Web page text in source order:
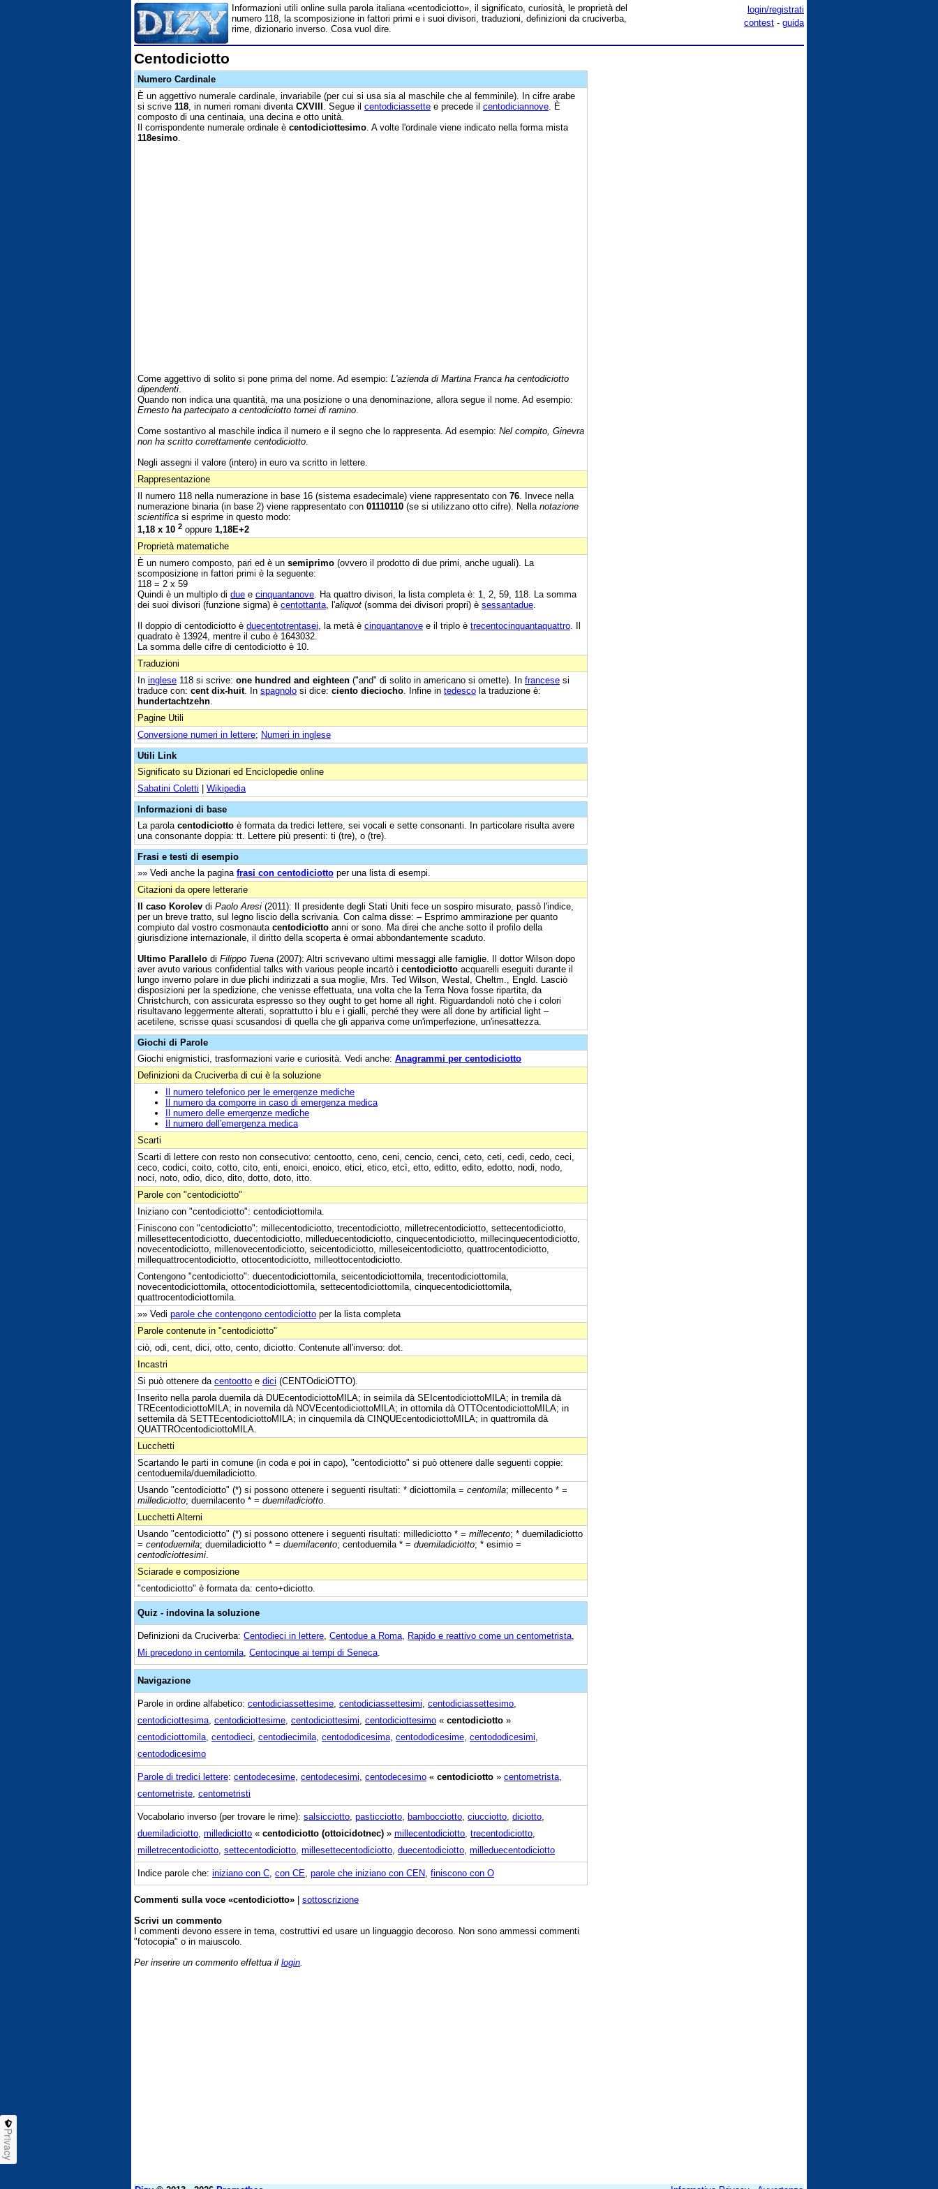
login/registrati
contest - guida
Informazioni utili online sulla parola italiana «centodiciotto», il significato, curiosità, le proprietà del
numero 118, la scomposizione in fattori primi e i suoi divisori, traduzioni, definizioni da cruciverba,
rime, dizionario inverso. Cosa vuol dire.
Centodiciotto
Numero Cardinale
È un aggettivo numerale cardinale, invariabile (per cui si usa sia al maschile che al femminile). In cifre arabe
si scrive 118 , in numeri romani diventa CXVIII . Segue il centodiciassette e precede il centodiciannove . È
composto di una centinaia, una decina e otto unità.
Il corrispondente numerale ordinale è centodiciottesimo . A volte l'ordinale viene indicato nella forma mista
118esimo
Come aggettivo di solito si pone prima del nome. Ad esempio: L'azienda di Martina Franca ha centodiciotto
dipendenti
Quando non indica una quantità, ma una posizione o una denominazione, allora segue il nome. Ad esempio:
Ernesto ha partecipato a centodiciotto tornei di ramino
Come sostantivo al maschile indica il numero e il segno che lo rappresenta. Ad esempio: Nel compito, Ginevra
non ha scritto correttamente centodiciotto
Negli assegni il valore (intero) in euro va scritto in lettere.
Rappresentazione
Il numero 118 nella numerazione in base 16 (sistema esadecimale) viene rappresentato con 76 . Invece nella
numerazione binaria (in base 2) viene rappresentato con 01110110 (se si utilizzano otto cifre). Nella notazione
scientifica si esprime in questo modo:
1,18 x 10 2 oppure 1,18E+2
Proprietà matematiche
È un numero composto, pari ed è un semiprimo (ovvero il prodotto di due primi, anche uguali). La
scomposizione in fattori primi è la seguente:
118 = 2 x 59
Quindi è un multiplo di due e cinquantanove . Ha quattro divisori, la lista completa è: 1, 2, 59, 118. La somma
dei suoi divisori (funzione sigma) è centottanta , l'aliquot (somma dei divisori propri) è sessantadue
Il doppio di centodiciotto è duecentotrentasei , la metà è cinquantanove e il triplo è trecentocinquantaquattro . Il
quadrato è 13924, mentre il cubo è 1643032.
La somma delle cifre di centodiciotto è 10.
Traduzioni
In inglese 118 si scrive: one hundred and eighteen ("and" di solito in americano si omette). In francese si
traduce con: cent dix-huit. In spagnolo si dice: ciento dieciocho . Infine in tedesco la traduzione è:
hundertachtzehn
Pagine Utili
Conversione numeri in lettere; Numeri in inglese
Utili Link
Significato su Dizionari ed Enciclopedie online
Sabatini Coletti | Wikipedia
Informazioni di base
La parola centodiciotto è formata da tredici lettere, sei vocali e sette consonanti. In particolare risulta avere
una consonante doppia: tt. Lettere più presenti: ti (tre), o (tre).
Frasi e testi di esempio
»» Vedi anche la pagina frasi con centodiciotto per una lista di esempi.
Citazioni da opere letterarie
Il caso Korolev di Paolo Aresi (2011): Il presidente degli Stati Uniti fece un sospiro misurato, passò l'indice,
per un breve tratto, sul legno liscio della scrivania. Con calma disse: – Esprimo ammirazione per quanto
compiuto dal vostro cosmonauta centodiciotto anni or sono. Ma direi che anche sotto il profilo della
giurisdizione internazionale, il diritto della scoperta è ormai abbondantemente scaduto.
Ultimo Parallelo di Filippo Tuena (2007): Altri scrivevano ultimi messaggi alle famiglie. Il dottor Wilson dopo
aver avuto various confidential talks with various people incartò i centodiciotto acquarelli eseguiti durante il
lungo inverno polare in due plichi indirizzati a sua moglie, Mrs. Ted Wilson, Westal, Cheltm., Engld. Lasciò
disposizioni per la spedizione, che venisse effettuata, una volta che la Terra Nova fosse ripartita, da
Christchurch, con assicurata espresso so they ought to get home all right. Riguardandoli notò che i colori
risultavano leggermente alterati, soprattutto i blu e i gialli, perché they were all done by artificial light –
acetilene, scrisse quasi scusandosi di quella che gli appariva come un'imperfezione, un'inesattezza.
Giochi di Parole
Giochi enigmistici, trasformazioni varie e curiosità. Vedi anche: Anagrammi per centodiciotto
Definizioni da Cruciverba di cui è la soluzione
Il numero telefonico per le emergenze mediche
Il numero da comporre in caso di emergenza medica
Il numero delle emergenze mediche
Il numero dell'emergenza medica
Scarti
Scarti di lettere con resto non consecutivo: centootto, ceno, ceni, cencio, cenci, ceto, ceti, cedi, cedo, ceci,
ceco, codici, coito, cotto, cito, enti, enoici, enoico, etici, etico, etcì, etto, editto, edito, edotto, nodi, nodo,
noci, noto, odio, dico, dito, dotto, doto, itto.
Parole con "centodiciotto"
Iniziano con "centodiciotto": centodiciottomila.
Finiscono con "centodiciotto": millecentodiciotto, trecentodiciotto, milletrecentodiciotto, settecentodiciotto,
millesettecentodiciotto, duecentodiciotto, milleduecentodiciotto, cinquecentodiciotto, millecinquecentodiciotto,
novecentodiciotto, millenovecentodiciotto, seicentodiciotto, milleseicentodiciotto, quattrocentodiciotto,
millequattrocentodiciotto, ottocentodiciotto, milleottocentodiciotto.
Contengono "centodiciotto": duecentodiciottomila, seicentodiciottomila, trecentodiciottomila,
novecentodiciottomila, ottocentodiciottomila, settecentodiciottomila, cinquecentodiciottomila,
quattrocentodiciottomila.
»» Vedi parole che contengono centodiciotto per la lista completa
Parole contenute in "centodiciotto"
ciò, odi, cent, dici, otto, cento, diciotto. Contenute all'inverso: dot.
Incastri
Si può ottenere da centootto e dici (CENTOdiciOTTO).
Inserito nella parola duemila dà DUEcentodiciottoMILA; in seimila dà SEIcentodiciottoMILA; in tremila dà
TREcentodiciottoMILA; in novemila dà NOVEcentodiciottoMILA; in ottomila dà OTTOcentodiciottoMILA; in
settemila dà SETTEcentodiciottoMILA; in cinquemila dà CINQUEcentodiciottoMILA; in quattromila dà
QUATTROcentodiciottoMILA.
Lucchetti
Scartando le parti in comune (in coda e poi in capo), "centodiciotto" si può ottenere dalle seguenti coppie:
centoduemila/duemiladiciotto.
Usando "centodiciotto" (*) si possono ottenere i seguenti risultati: * diciottomila = centomila; millecento * =
millediciotto; duemilacento * = duemiladiciotto
Lucchetti Alterni
Usando "centodiciotto" (*) si possono ottenere i seguenti risultati: millediciotto * = millecento; * duemiladiciotto
= centoduemila; duemiladiciotto * = duemilacento; centoduemila * = duemiladiciotto; * esimio =
centodiciottesimi
Sciarade e composizione
"centodiciotto" è formata da: cento+diciotto.
Quiz - indovina la soluzione
Definizioni da Cruciverba: Centodieci in lettere Centodue a Roma Rapido e reattivo come un centometrista
Mi precedono in centomila Centocinque ai tempi di Seneca
Navigazione
Parole in ordine alfabetico: centodiciassettesime centodiciassettesimi centodiciassettesimo
centodiciottesima centodiciottesime centodiciottesimi centodiciottesimo « centodiciotto »
centodiciottomila centodieci centodiecimila centododicesima centododicesime centododicesimi
centododicesimo
Parole di tredici lettere: centodecesime centodecesimi centodecesimo « centodiciotto » centometrista
centometriste centometristi
Vocabolario inverso (per trovare le rime): salsicciotto pasticciotto bambocciotto ciucciotto diciotto
duemiladiciotto millediciotto « centodiciotto (ottoicidotnec) » millecentodiciotto trecentodiciotto
milletrecentodiciotto settecentodiciotto millesettecentodiciotto duecentodiciotto milleduecentodiciotto
Indice parole che: iniziano con C con CE parole che iniziano con CEN finiscono con O
Commenti sulla voce «centodiciotto» | sottoscrizione
Scrivi un commento
I commenti devono essere in tema, costruttivi ed usare un linguaggio decoroso. Non sono ammessi commenti
"fotocopia" o in maiuscolo.
Per inserire un commento effettua il login
Privacy